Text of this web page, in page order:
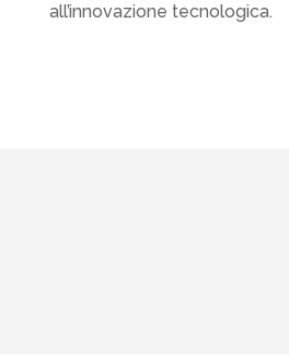
all’innovazione tecnologica.